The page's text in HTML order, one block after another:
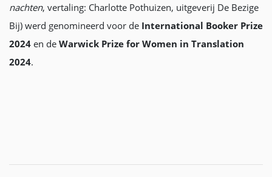
nachten, vertaling: Charlotte Pothuizen, uitgeverij De Bezige
Bij) werd genomineerd voor de International Booker Prize
2024 en de Warwick Prize for Women in Translation
2024.